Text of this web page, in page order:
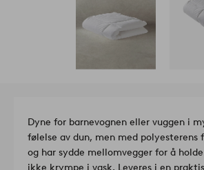
Dyne for barnevognen eller vuggen i
følelse av dun, men med
og har sydde mellomvegger for å
ikke krympe i vask. Leveres i en